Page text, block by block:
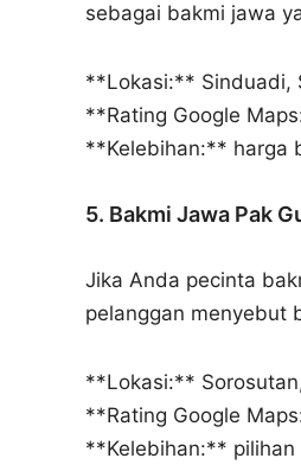
sebagai bakmi jawa
**Lokasi:** Sinduadi,
**Rating Google
**Kelebihan:** harga
5. Bakmi Jawa Pak
Jika Anda pecinta
pelanggan menyebut
**Lokasi:**
**Rating Google
**Kelebihan:** pilihan